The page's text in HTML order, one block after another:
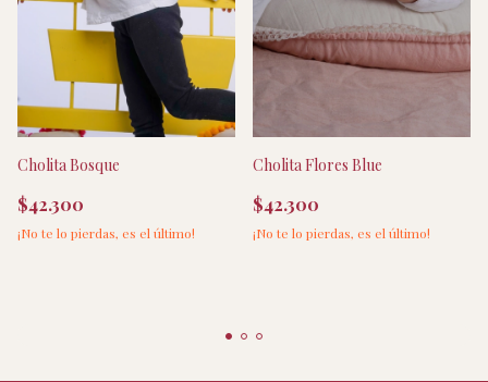
Cholita Bosque
$42.300
¡No te lo pierdas, es el último!
Cholita Flores Blue
$42.300
¡No te lo pierdas, es el último!